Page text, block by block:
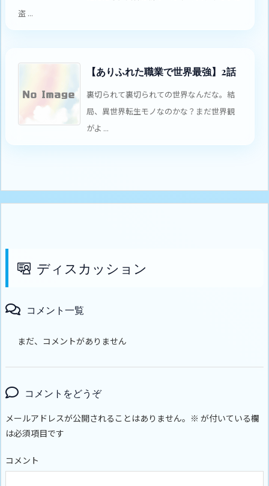
盗 ...
【ありふれた職業で世界最強】2話
裏切られて裏切られての世界なんだな。結
局、異世界転生モノなのかな？まだ世界観
がよ ...
ディスカッション
コメント一覧
まだ、コメントがありません
コメントをどうぞ
メールアドレスが公開されることはありません。 ※ が付いている欄
は必須項目です
コメント